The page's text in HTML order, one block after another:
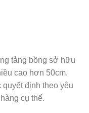
tảng bồng sở hữu
cao hơn 50cm.
định theo yêu
cụ thể.